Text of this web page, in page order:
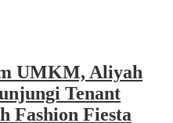
UMKM, Aliyah
Tenant
Fashion Fiesta